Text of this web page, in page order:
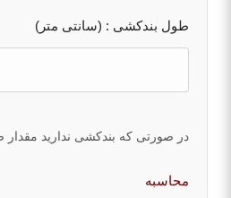
طول بندکشی : (سانتی متر)
در صورتی که بندکشی ندارید مقدار
محاسبه